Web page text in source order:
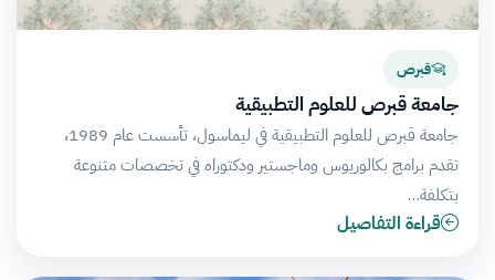
قبرص
جامعة قبرص للعلوم التطبيقية
جامعة قبرص للعلوم التطبيقية في ليماسول، تأسست عام 1989،
تقدم برامج بكالوريوس وماجستير ودكتوراه في تخصصات متنوعة
بتكلفة…
قراءة التفاصيل